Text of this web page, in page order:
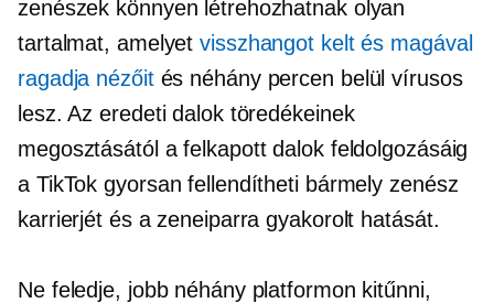
zenészek könnyen létrehozhatnak olyan
tartalmat, amelyetvisszhangot kelt és magával
ragadja nézőités néhány percen belül vírusos
lesz. Az eredeti dalok töredékeinek
megosztásától a felkapott dalok feldolgozásáig
a TikTok gyorsan fellendítheti bármely zenész
karrierjét és a zeneiparra gyakorolt ​​hatását.
Ne feledje, jobb néhány platformon kitűnni,